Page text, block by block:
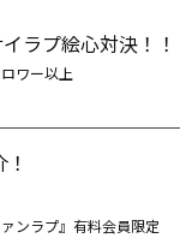
ラプ絵心対決！！
ワー以上
ァンラプ』有料会員限定